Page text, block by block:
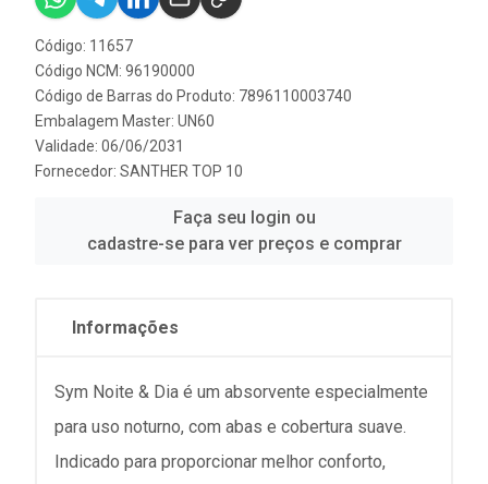
Código: 11657
Código NCM: 96190000
Código de Barras do Produto: 7896110003740
Embalagem Master: UN60
Validade: 06/06/2031
Fornecedor: SANTHER TOP 10
Faça seu login ou
cadastre-se para ver preços e comprar
Informações
Sym Noite & Dia é um absorvente especialmente
para uso noturno, com abas e cobertura suave.
Indicado para proporcionar melhor conforto,